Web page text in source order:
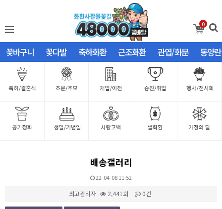
0
꽃바구니 꽃다발 축하화환 근조화환 관엽/화분 동양란
배송갤러리
22-04-08 11:52
최고관리자 2,441회 0건